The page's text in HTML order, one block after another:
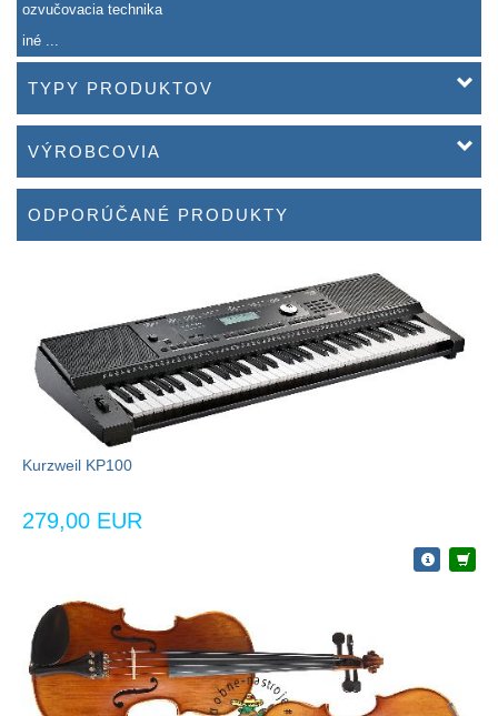
ozvučovacia technika
iné ...
TYPY PRODUKTOV
VÝROBCOVIA
ODPORÚČANÉ PRODUKTY
Kurzweil KP100
279,00 EUR